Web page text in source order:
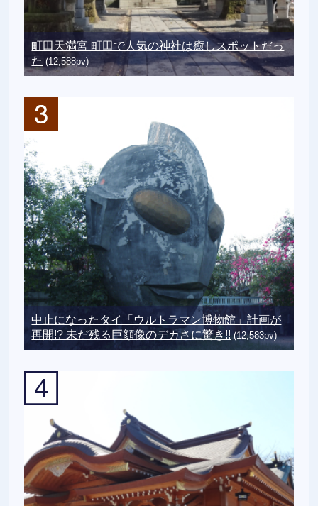
町田天満宮 町田で人気の神社は癒しスポットだっ
た (12,588pv)
中止になったタイ「ウルトラマン博物館」計画が
再開!? 未だ残る巨顔像のデカさに驚き!! (12,583pv)